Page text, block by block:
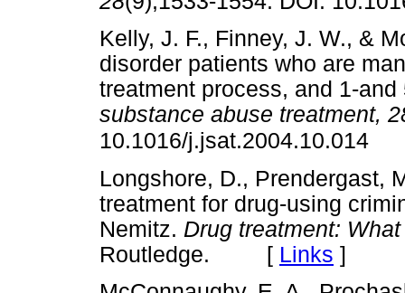
Kelly, J. F., Finney, J. W., &
disorder patients who are
treatment process, and 1-
substance abuse treatment,
10.1016/j.jsat.2004.10.014
Longshore, D., Prendergast,
treatment for drug-using
Nemitz. Drug treatment:
Routledge. [ Links ]